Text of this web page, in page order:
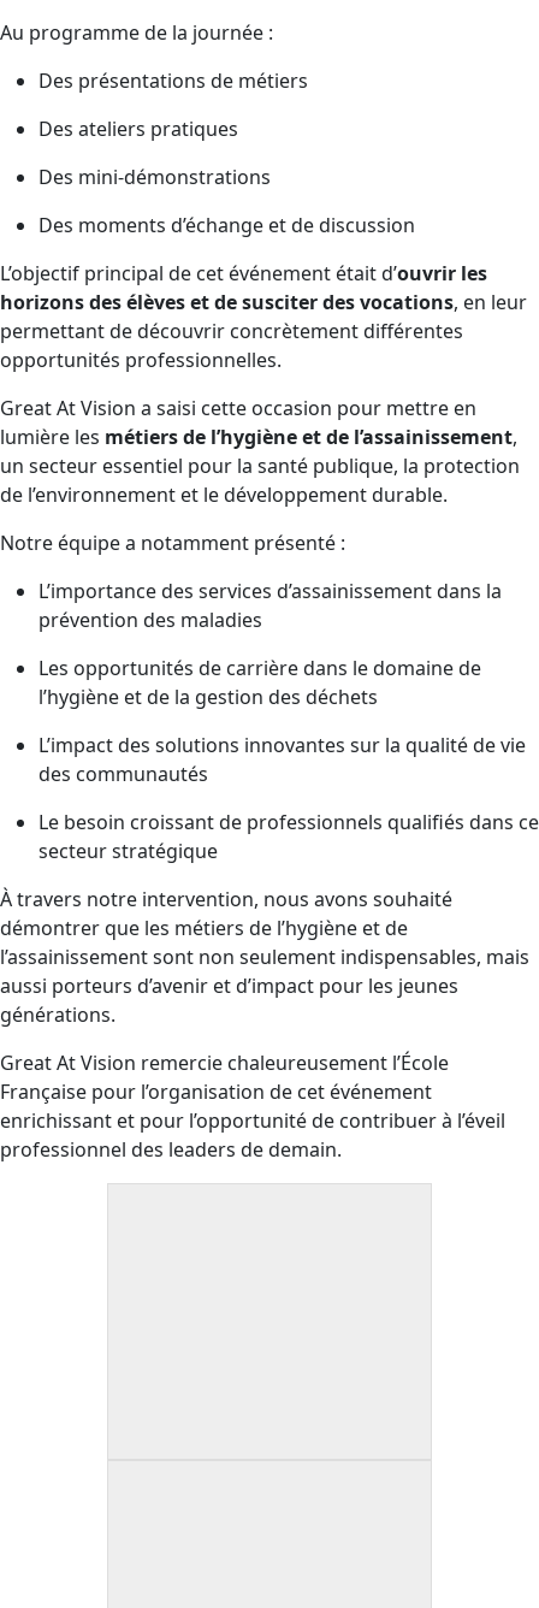
Au programme de la journée :
Des présentations de métiers
Des ateliers pratiques
Des mini-démonstrations
Des moments d’échange et de discussion
L’objectif principal de cet événement était d’ouvrir les
horizons des élèves et de susciter des vocations, en leur
permettant de découvrir concrètement différentes
opportunités professionnelles.
Great At Vision a saisi cette occasion pour mettre en
lumière les métiers de l’hygiène et de l’assainissement,
un secteur essentiel pour la santé publique, la protection
de l’environnement et le développement durable.
Notre équipe a notamment présenté :
L’importance des services d’assainissement dans la
prévention des maladies
Les opportunités de carrière dans le domaine de
l’hygiène et de la gestion des déchets
L’impact des solutions innovantes sur la qualité de vie
des communautés
Le besoin croissant de professionnels qualifiés dans ce
secteur stratégique
À travers notre intervention, nous avons souhaité
démontrer que les métiers de l’hygiène et de
l’assainissement sont non seulement indispensables, mais
aussi porteurs d’avenir et d’impact pour les jeunes
générations.
Great At Vision remercie chaleureusement l’École
Française pour l’organisation de cet événement
enrichissant et pour l’opportunité de contribuer à l’éveil
professionnel des leaders de demain.